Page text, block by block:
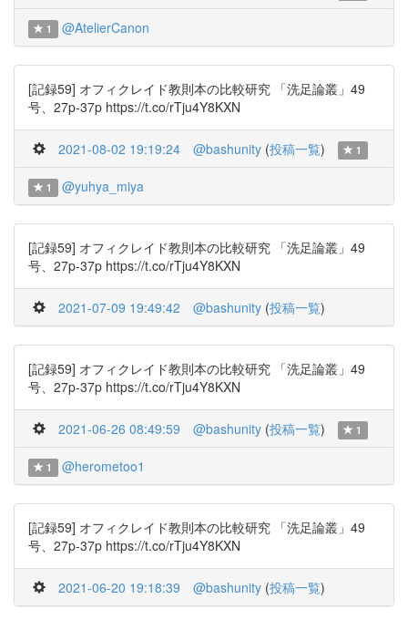
1 @AtelierCanon
[記録59] オフィクレイド教則本の比較研究 「洗足論叢」49
号、27p-37p https://t.co/rTju4Y8KXN
2021-08-02 19:19:24 @bashunity (投稿一覧) 1
1 @yuhya_miya
[記録59] オフィクレイド教則本の比較研究 「洗足論叢」49
号、27p-37p https://t.co/rTju4Y8KXN
2021-07-09 19:49:42 @bashunity (投稿一覧)
[記録59] オフィクレイド教則本の比較研究 「洗足論叢」49
号、27p-37p https://t.co/rTju4Y8KXN
2021-06-26 08:49:59 @bashunity (投稿一覧) 1
1 @herometoo1
[記録59] オフィクレイド教則本の比較研究 「洗足論叢」49
号、27p-37p https://t.co/rTju4Y8KXN
2021-06-20 19:18:39 @bashunity (投稿一覧)